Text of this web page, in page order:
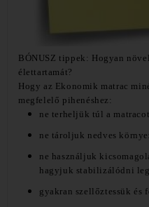
BÓNUSZ tippek: Hogyan
élettartamát?
Hogy az Ekonomik matrac
megfelelő pihenéshez:
ne terheljük túl a matracot
ne tároljuk nedves
ne használjuk
hagyjuk stabilizálódni
gyakran szellőztessük és